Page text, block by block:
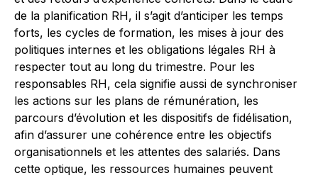
de la planification RH, il s’agit d’anticiper les temps
forts, les cycles de formation, les mises à jour des
politiques internes et les obligations légales RH à
respecter tout au long du trimestre. Pour les
responsables RH, cela signifie aussi de synchroniser
les actions sur les plans de rémunération, les
parcours d’évolution et les dispositifs de fidélisation,
afin d’assurer une cohérence entre les objectifs
organisationnels et les attentes des salariés. Dans
cette optique, les ressources humaines peuvent